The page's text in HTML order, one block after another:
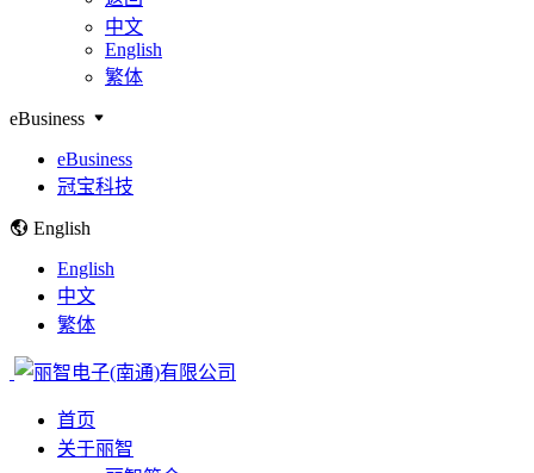
中文
English
繁体
eBusiness
eBusiness
冠宝科技
English
English
中文
繁体
首页
关于丽智